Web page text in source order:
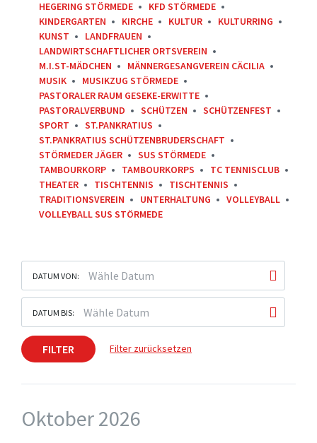
HEGERING STÖRMEDE
KFD STÖRMEDE
KINDERGARTEN
KIRCHE KULTUR
KULTURRING
KUNST
LANDFRAUEN
LANDWIRTSCHAFTLICHER ORTSVEREIN
M.I.ST-MÄDCHEN
MÄNNERGESANGVEREIN CÄCILIA
MUSIK
MUSIKZUG STÖRMEDE
PASTORALER RAUM GESEKE-ERWITTE
PASTORALVERBUND
SCHÜTZEN
SCHÜTZENFEST
SPORT
ST.PANKRATIUS
ST.PANKRATIUS SCHÜTZENBRUDERSCHAFT
STÖRMEDER JÄGER
SUS STÖRMEDE
TAMBOURKORP
TAMBOURKORPS
TC TENNISCLUB
THEATER
TISCHTENNIS
TISCHTENNIS
TRADITIONSVEREIN
UNTERHALTUNG
VOLLEYBALL
VOLLEYBALL SUS STÖRMEDE
DATUM VON:
DATUM BIS:
FILTER Filter zurücksetzen
Oktober 2026